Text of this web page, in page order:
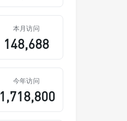
本月访问
148,688
今年访问
1,718,800